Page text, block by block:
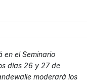
en el Seminario
días 26 y 27 de
moderará los